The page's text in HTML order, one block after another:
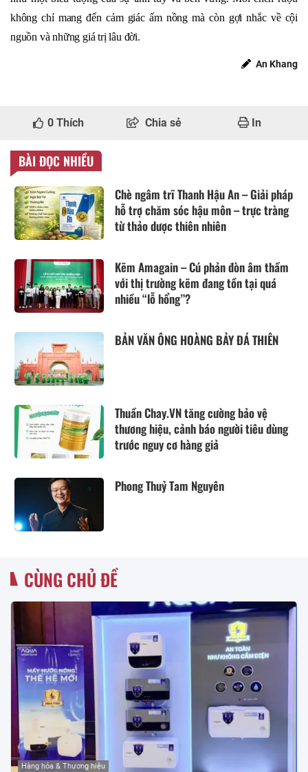
không chỉ mang đến cảm giác ấm nồng mà còn gợi nhắc về cội
nguồn và những giá trị lâu đời.
An Khang
0 Thích Chia sẻ In
BÀI ĐỌC NHIỀU
Chè ngâm trĩ Thanh Hậu An – Giải pháp
hỗ trợ chăm sóc hậu môn – trực tràng
từ thảo dược thiên nhiên
Kẽm Amagain – Cú phản đòn âm thầm
với thị trường kẽm đang tồn tại quá
nhiều “lỗ hổng”?
BẢN VĂN ÔNG HOÀNG BẢY ĐÁ THIÊN
Thuần Chay.VN tăng cường bảo vệ
thương hiệu, cảnh báo người tiêu dùng
trước nguy cơ hàng giả
Phong Thuỷ Tam Nguyên
CÙNG CHỦ ĐỀ
Hàng hóa & Thương hiệu